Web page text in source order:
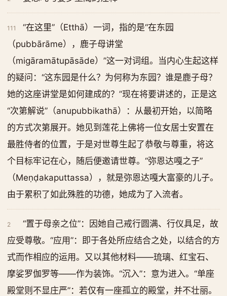
111
“在这里”（Etthā）一词，指的是“在东园
（pubbārāme），鹿子母讲堂
（migāramātupāsāde）”这一对词组。当内心生起这样
的疑问：“这东园是什么？为何称为东园？谁是鹿子母？
她的这座讲堂是如何建成的？”现在将要讲述的，正是这
“次第解说”（anupubbikathā）：从最初开始，以简略
的方式次第展开。她见到莲花上佛将一位女居士安置在
最胜侍者的位置，于是对世尊生起了恭敬与尊重，将这
个目标牢记在心，随后便邀请世尊。“弥恩达嘎之子”
（Meṇḍakaputtassa），就是弥恩达嘎大富豪的儿子。
由于累积了如此殊胜的功德，她成为了入流者。
2
“置于母亲之位”：因她自己戒行圆满、行仪具足，故
应受尊敬。“应用”：即于各处所应结合之处，以结合的方
式而作相应的运用。又以其他材料——琉璃、红宝石、
摩娑罗伽罗等——作为装饰。“沉入”：意为进入。“单座
殿堂则不显庄严”：若仅有一座孤立的殿堂，并不壮丽。